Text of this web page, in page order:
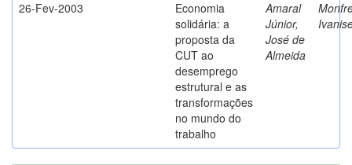
26-Fev-2003
Economia
solidária: a
proposta da
CUT ao
desemprego
estrutural e as
transformações
no mundo do
trabalho
Amaral
Júnior,
José de
Almeida